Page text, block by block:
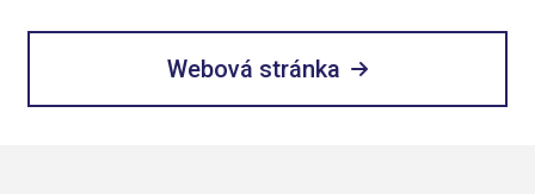
Webová stránka